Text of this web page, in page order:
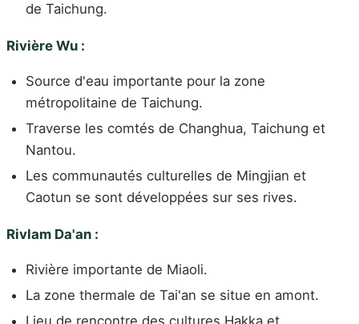
de Taichung.
Rivière Wu :
Source d'eau importante pour la zone
métropolitaine de Taichung.
Traverse les comtés de Changhua, Taichung et
Nantou.
Les communautés culturelles de Mingjian et
Caotun se sont développées sur ses rives.
Rivlam Da'an :
Rivière importante de Miaoli.
La zone thermale de Tai'an se situe en amont.
Lieu de rencontre des cultures Hakka et